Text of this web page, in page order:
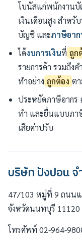
โบนัสแก่พนักงานบั
เงินเดือนสูง สำห
บัญชี และภาษีอาก
ได้งบการเงินที่ ถูก
รายการค้า รวมถึง
ทำอย่าง ถูกต้อง ต
ประหยัดภาษีอากร
ทำ และยื่นแบบภา
เสียค่าปรับ
บริษัท ปังปอน
47/103 หมู่ที่ 9 ถนนแ
จังหวัดนนทบุรี 11120
โทรศัพท์ 02-964-